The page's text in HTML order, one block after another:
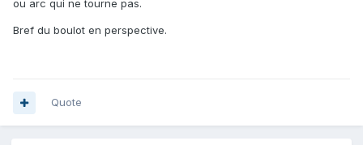
ou arc qui ne tourne pas.
Bref du boulot en perspective.
Quote